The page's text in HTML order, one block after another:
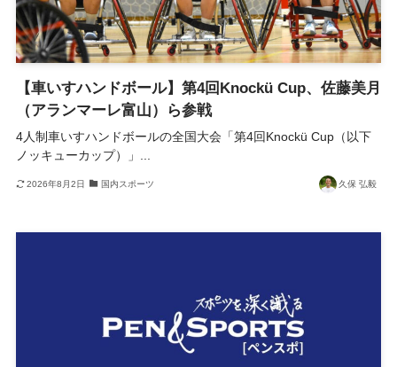
【車いすハンドボール】第4回Knockü Cup、佐藤美月
（アランマーレ富山）ら参戦
4人制車いすハンドボールの全国大会「第4回Knockü Cup（以下
ノッキューカップ）」...
2026年8月2日 国内スポーツ 久保 弘毅